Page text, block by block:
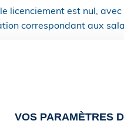
licenciement est nul,
correspondant aux
fait en validant cette
peut être appliqué aux
VOS PARAMÈTRES